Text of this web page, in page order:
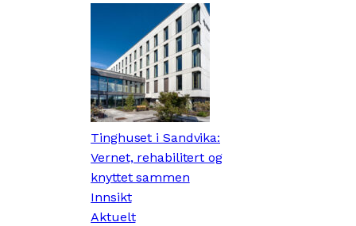
Tinghuset i Sandvika:
Vernet, rehabilitert og
knyttet sammen
Innsikt
Aktuelt